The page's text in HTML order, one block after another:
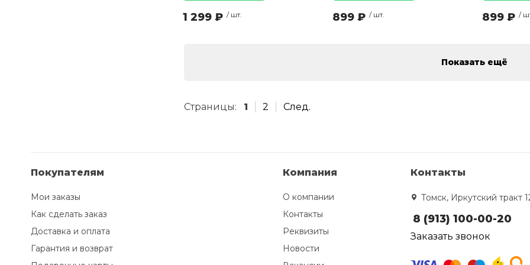
1 299 ₽ / шт. 899 ₽ / шт. 899 ₽ /
Показать ещё
Страницы: 1 2 След.
Покупателям
Мои заказы
Как сделать заказ
Доставка и оплата
Гарантия и возврат
Компания
О компании
Контакты
Реквизиты
Новости
Контакты
Томск, Иркутский тракт
8 (913) 100-00-20
Заказать звонок